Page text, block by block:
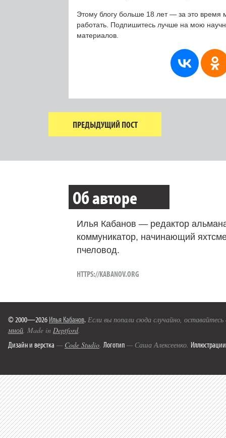
Этому блогу больше 18 лет — за это время
работать. Подпишитесь лучше на мою
материалов.
ПРЕДЫДУЩИЙ ПОСТ
Об авторе
Илья Кабанов — редактор
коммуникатор, начинающий
пчеловод.
HTTPS://KABANOV.ORG
© 2000—2026 Илья Кабанов. Если вы попали сюда случайно,
мной. Made in Deptford.
Дизайн и верстка — Code Studio. Логотип — Саша Алексеенко. Иллюстрации